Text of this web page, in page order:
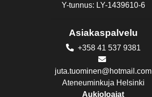
Y-tunnus: LY-1439610-6
Asiakaspalvelu
+358 41 537 9381
juta.tuominen@hotmail.com
Ateneuminkuja Helsinki
Aukioloajat